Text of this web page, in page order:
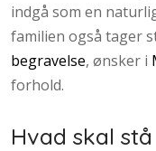
indgå som en
familien også tager
begravelse, ønsker i
forhold.
Hvad skal